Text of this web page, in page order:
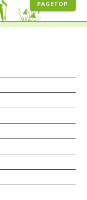
PAGETOP